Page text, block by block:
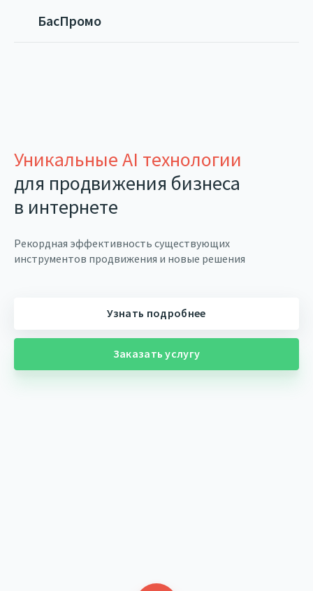
БасПромо
Поисковая оптимизация
Контекстная реклама
Разработка сайтов
Социальные сети
Контакты
Уникальные AI технологии
для продвижения бизнеса
в интернете
Рекордная эффективность существующих
инструментов продвижения и новые решения
Узнать подробнее
Заказать услугу